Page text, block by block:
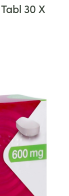
30 X